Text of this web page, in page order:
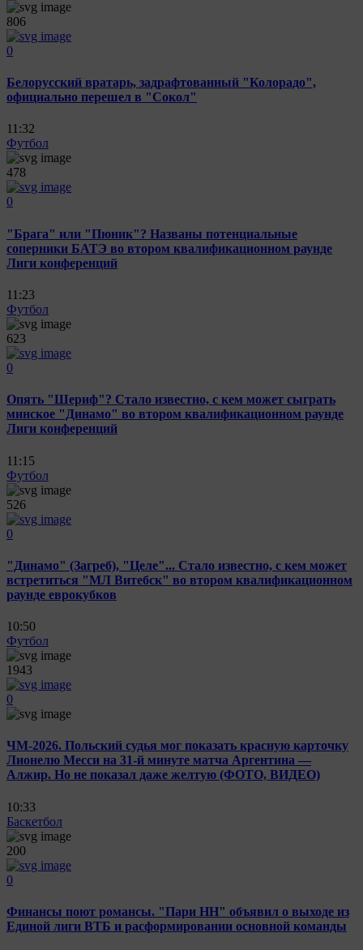
806
0
Белорусский вратарь, задрафтованный "Колорадо",
официально перешел в "Сокол"
11:32
Футбол
478
0
"Брага" или "Пюник"? Названы потенциальные
соперники БАТЭ во втором квалификационном раунде
Лиги конференций
11:23
Футбол
623
0
Опять "Шериф"? Стало известно, с кем может сыграть
минское "Динамо" во втором квалификационном раунде
Лиги конференций
11:15
Футбол
526
0
"Динамо" (Загреб), "Целе"... Стало известно, с кем может
встретиться "МЛ Витебск" во втором квалификационном
раунде еврокубков
10:50
Футбол
1943
0
ЧМ-2026. Польский судья мог показать красную карточку
Лионелю Месси на 31-й минуте матча Аргентина —
Алжир. Но не показал даже желтую (ФОТО, ВИДЕО)
10:33
Баскетбол
200
0
Финансы поют романсы. "Пари НН" объявил о выходе из
Единой лиги ВТБ и расформировании основной команды